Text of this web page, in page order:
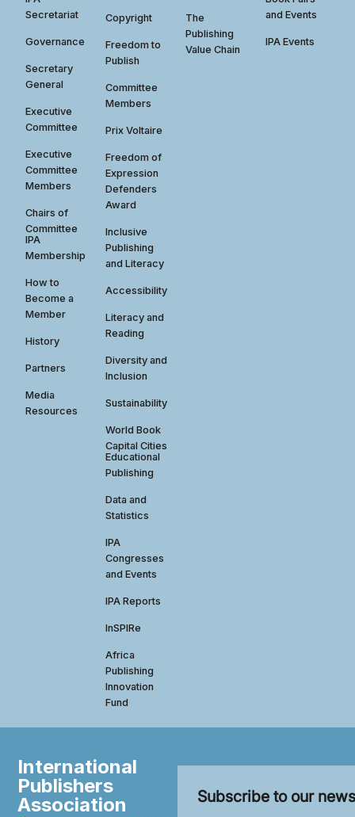
Secretariat
Governance
Secretary
General
Executive
Committee
Executive
Committee
Members
Chairs of
Committee
IPA
Membership
How to
Become a
Member
History
Partners
Media
Resources
Copyright
Freedom to
Publish
Committee
Members
Prix Voltaire
Freedom of
Expression
Defenders
Award
Inclusive
Publishing
and Literacy
Accessibility
Literacy and
Reading
Diversity and
Inclusion
Sustainability
World Book
Capital Cities
Educational
Publishing
Data and
Statistics
IPA
Congresses
and Events
IPA Reports
InSPIRe
Africa
Publishing
Innovation
Fund
The
Publishing
Value Chain
and Events
IPA Events
International
Publishers
Association
Subscribe to our